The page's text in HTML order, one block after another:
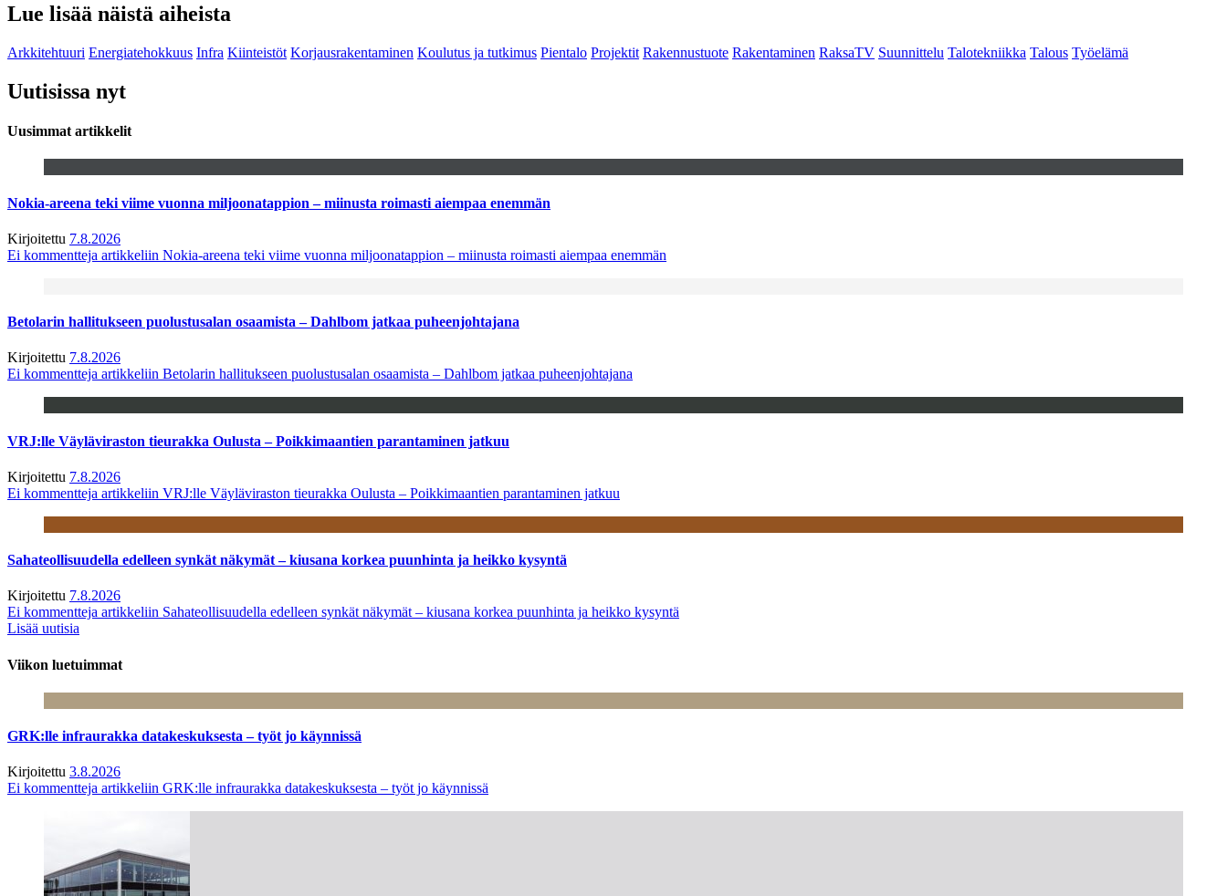
Lue lisää näistä aiheista
Arkkitehtuuri Energiatehokkuus Infra Kiinteistöt Korjausrakentaminen Koulutus ja tutkimus Pientalo Projektit Rakennustuote Rakentaminen RaksaTV Suunnittelu Talotekniikka Talous Työelämä
Uutisissa nyt
Uusimmat artikkelit
Nokia-areena teki viime vuonna miljoonatappion – miinusta roimasti aiempaa enemmän
Kirjoitettu 7.8.2026
Ei kommentteja artikkeliin Nokia-areena teki viime vuonna miljoonatappion – miinusta roimasti aiempaa enemmän
Betolarin hallitukseen puolustusalan osaamista – Dahlbom jatkaa puheenjohtajana
Kirjoitettu 7.8.2026
Ei kommentteja artikkeliin Betolarin hallitukseen puolustusalan osaamista – Dahlbom jatkaa puheenjohtajana
VRJ:lle Väyläviraston tieurakka Oulusta – Poikkimaantien parantaminen jatkuu
Kirjoitettu 7.8.2026
Ei kommentteja artikkeliin VRJ:lle Väyläviraston tieurakka Oulusta – Poikkimaantien parantaminen jatkuu
Sahateollisuudella edelleen synkät näkymät – kiusana korkea puunhinta ja heikko kysyntä
Kirjoitettu 7.8.2026
Ei kommentteja artikkeliin Sahateollisuudella edelleen synkät näkymät – kiusana korkea puunhinta ja heikko kysyntä
Lisää uutisia
Viikon luetuimmat
GRK:lle infraurakka datakeskuksesta – työt jo käynnissä
Kirjoitettu 3.8.2026
Ei kommentteja artikkeliin GRK:lle infraurakka datakeskuksesta – työt jo käynnissä